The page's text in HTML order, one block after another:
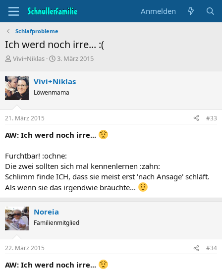
Anmelden
Schlafprobleme
Ich werd noch irre... :(
T
e
m
e
n
s
t
r
e
r
Vivi+Niklas
B
i
n
d
u
3. März 2015
Vivi+Niklas
Löwenmama
21. März 2015 #33
AW: Ich werd noch irre...
Furchtbar! :ochne:
Die zwei sollten sich mal kennenlernen :zahn:
Schlimm finde ICH, dass sie meist erst 'nach Ansage' schläft.
Als wenn sie das irgendwie bräuchte...
Noreia
Familienmitglied
22. März 2015 #34
AW: Ich werd noch irre...